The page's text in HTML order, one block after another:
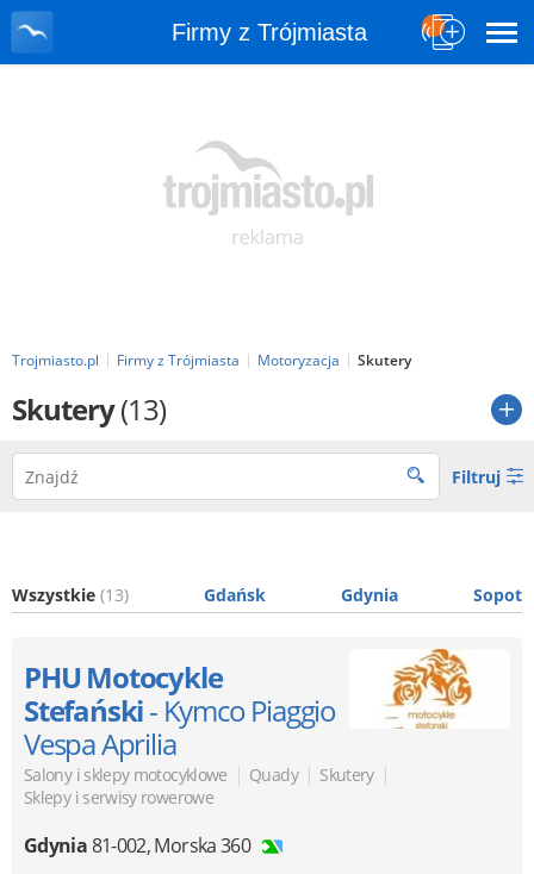
Firmy z Trójmiasta
Trojmiasto.pl Firmy z Trójmiasta Motoryzacja Skutery
Skutery(13)
Filtruj
Wszystkie (13) Gdańsk Gdynia Sopot
PHU Motocykle
Stefański- Kymco Piaggio
Vespa Aprilia
Salony i sklepy motocyklowe | Quady | Skutery |
Sklepy i serwisy rowerowe
Gdynia81-002,Morska 360